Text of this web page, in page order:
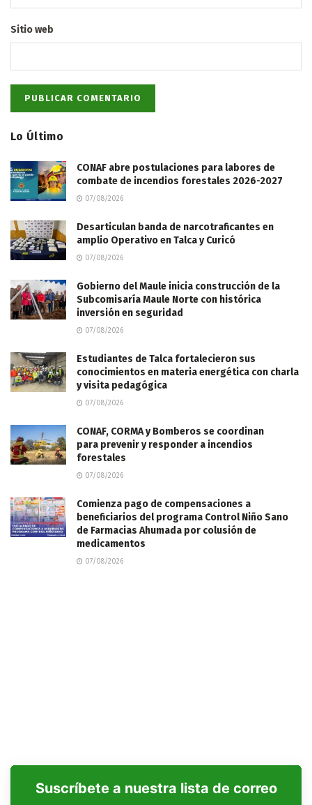
Sitio web
Lo Último
CONAF abre postulaciones para labores de
combate de incendios forestales 2026-2027
07/08/2026
Desarticulan banda de narcotraficantes en
amplio Operativo en Talca y Curicó
07/08/2026
Gobierno del Maule inicia construcción de la
Subcomisaría Maule Norte con histórica
inversión en seguridad
07/08/2026
Estudiantes de Talca fortalecieron sus
conocimientos en materia energética con charla
y visita pedagógica
07/08/2026
CONAF, CORMA y Bomberos se coordinan
para prevenir y responder a incendios
forestales
07/08/2026
Comienza pago de compensaciones a
beneficiarios del programa Control Niño Sano
de Farmacias Ahumada por colusión de
medicamentos
07/08/2026
Suscríbete a nuestra lista de correo